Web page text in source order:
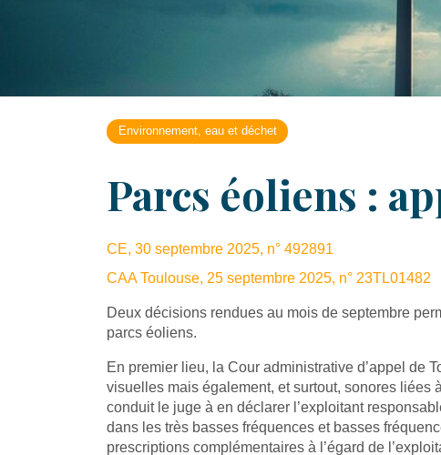
Environnement, eau et déchet
Parcs éoliens :
CE, 30 septembre 2025, n° 492891
CAA Toulouse, 25 septembre 2025, n° 23TL01482
Deux décisions rendues au mois de septembre
parcs éoliens.
En premier lieu, la Cour administrative d’appel de
visuelles mais également, et surtout, sonores liées
conduit le juge à en déclarer l’exploitant
dans les très basses fréquences et basses
prescriptions complémentaires à l’égard de